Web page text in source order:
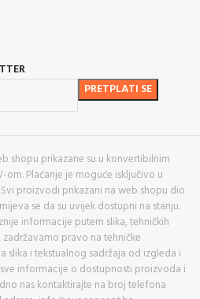
shopu prikazane su u konvertibilnim
om. Plaćanje je moguće isključivo u
proizvodi prikazani na web shopu dio
se da su uvijek dostupni na stanju.
informacije putem slika, tehničkih
pravo na tehničke
slika i tekstualnog sadržaja od izgleda i
informacije o dostupnosti proizvoda i
nas kontaktirajte na broj telefona